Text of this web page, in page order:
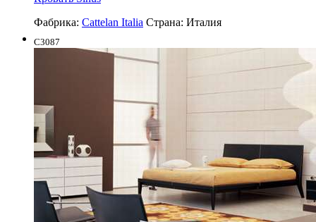
Фабрика: Cattelan Italia Страна: Италия
C3087